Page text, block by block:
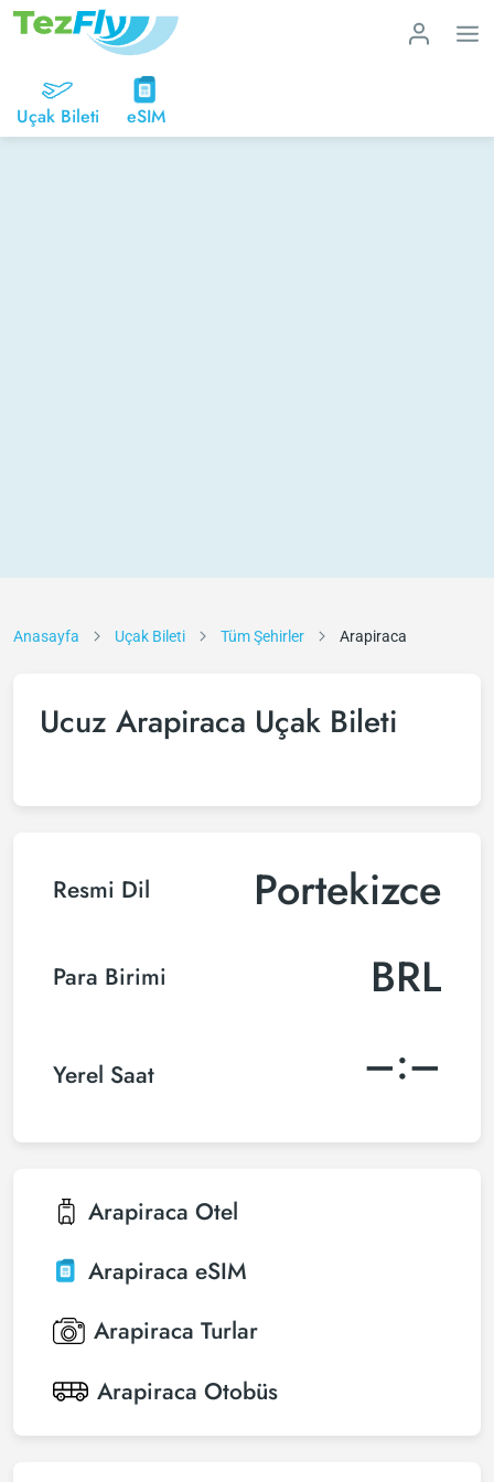
Uçak Bileti eSIM
Anasayfa Uçak Bileti Tüm Şehirler Arapiraca
Ucuz Arapiraca Uçak Bileti
Resmi Dil Portekizce
Para Birimi BRL
Yerel Saat –:–
Arapiraca Otel
Arapiraca eSIM
Arapiraca Turlar
Arapiraca Otobüs